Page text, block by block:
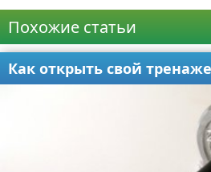
Похожие статьи
Как открыть свой